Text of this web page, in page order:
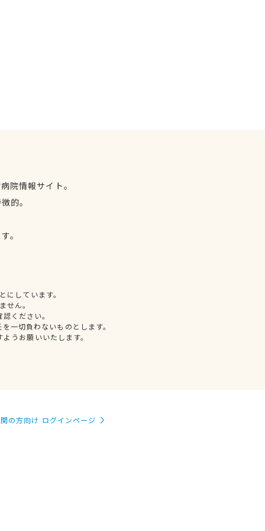
院情報サイト。
的。
。
しています。
せん。
ください。
一切負わないものとします。
うお願いいたします。
の方向け ログインページ